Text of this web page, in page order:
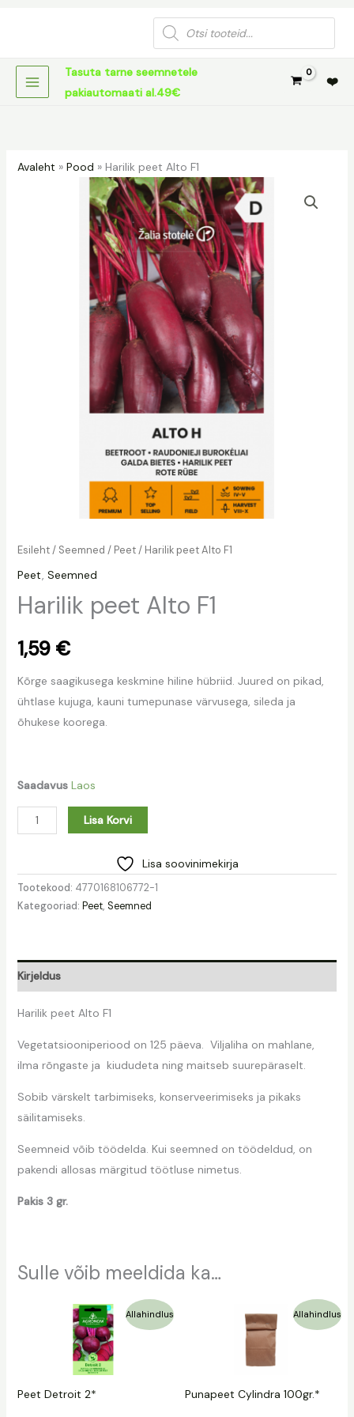
Products
search
Tasuta tarne seemnetele
pakiautomaati al.49€
❤️
Avaleht » Pood » Harilik peet Alto F1
Esileht/ Seemned / Peet/ Harilik peet Alto F1
Peet, Seemned
Harilik peet Alto F1
1,59 €
Kõrge saagikusega keskmine hiline hübriid. Juured on pikad,
ühtlase kujuga, kauni tumepunase värvusega, sileda ja
õhukese koorega.
Saadavus Laos
Lisa Korvi
Lisa soovinimekirja
Tootekood: 4770168106772-1
Kategooriad: Peet, Seemned
Kirjeldus
Harilik peet Alto F1
Vegetatsiooniperiood on 125 päeva. Viljaliha on mahlane,
ilma rõngaste ja kiududeta ning maitseb suurepäraselt.
Sobib värskelt tarbimiseks, konserveerimiseks ja pikaks
säilitamiseks.
Seemneid võib töödelda. Kui seemned on töödeldud, on
pakendi allosas märgitud töötluse nimetus.
Pakis 3 gr.
Sulle võib meeldida ka…
Allahindlus
Peet Detroit 2*
Algne
1,09 €.
Praegune
hind
on:
0,75 €.
Allahindlus
Punapeet Cylindra 100gr.*
Praegune
hind
on:
2,29 €.